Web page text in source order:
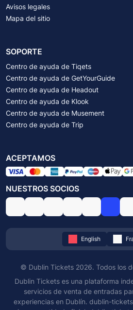
Avisos legales
Mapa del sitio
SOPORTE
Centro de ayuda de Tiqets
Centro de ayuda de GetYourGuide
Centro de ayuda de Headout
Centro de ayuda de Klook
Centro de ayuda de Musement
Centro de ayuda de Trip
ACEPTAMOS
NUESTROS SOCIOS
English
© Dublin Tickets 2026. Todos los
Dublin Tickets es una plataforma
servicios de venta de entradas
experiencias en Dublín. dublin-